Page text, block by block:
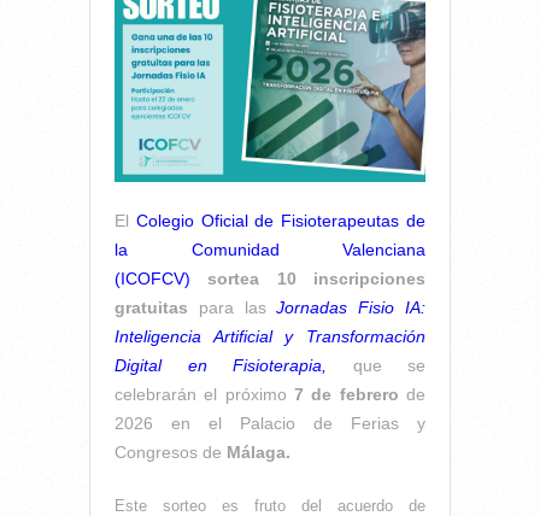
El Colegio Oficial de Fisioterapeutas de
la Comunidad Valenciana
(ICOFCV)sortea 10 inscripciones
gratuitas para lasJornadas Fisio IA:
Inteligencia Artificial y Transformación
Digital en Fisioterapia,
que se
celebrarán el próximo 7 de febrero de
2026 en el Palacio de Ferias y
Congresos de Málaga.
Este sorteo es fruto del acuerdo de